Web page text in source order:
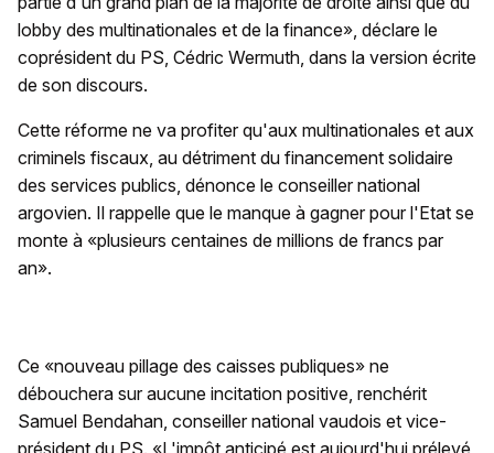
lobby des multinationales et de la finance», déclare le
coprésident du PS, Cédric Wermuth, dans la version écrite
de son discours.
Cette réforme ne va profiter qu'aux multinationales et aux
criminels fiscaux, au détriment du financement solidaire
des services publics, dénonce le conseiller national
argovien. Il rappelle que le manque à gagner pour l'Etat se
monte à «plusieurs centaines de millions de francs par
an».
Ce «nouveau pillage des caisses publiques» ne
débouchera sur aucune incitation positive, renchérit
Samuel Bendahan, conseiller national vaudois et vice-
président du PS. «L'impôt anticipé est aujourd'hui prélevé